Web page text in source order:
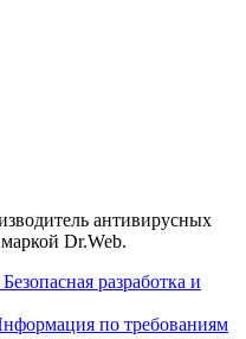
антивирусных
Dr.Web.
Безопасная разработка и
по требованиям